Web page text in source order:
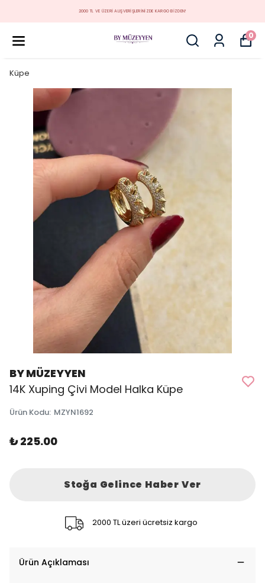
MÜZEYYEN YENİ KOLEKSİYON
0
Küpe
BY MÜZEYYEN
14K Xuping Çivi Model Halka Küpe
Ürün Kodu: MZYN1692
₺ 225.00
Stoğa Gelince Haber Ver
2000 TL üzeri ücretsiz kargo
Ürün Açıklaması